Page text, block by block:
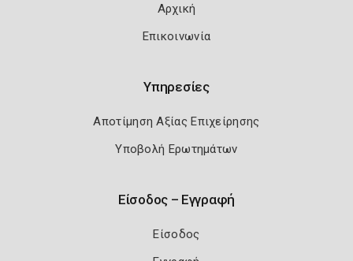
Αρχική
Επικοινωνία
Υπηρεσίες
Αποτίμηση Αξίας Επιχείρησης
Υποβολή Ερωτημάτων
Είσοδος – Εγγραφή
Είσοδος